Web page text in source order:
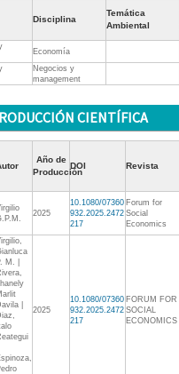
Disciplina
Temática
Ambiental
Economía
Negocios y
management
CIENTÍFICA
Año de
Producción
DOI Revista
2025
10.1080/07360
932.2025.2472
217
Forum for
Social
Economics
M. |
|
2025
10.1080/07360
932.2025.2472
217
FORUM FOR
SOCIAL
ECONOMICS